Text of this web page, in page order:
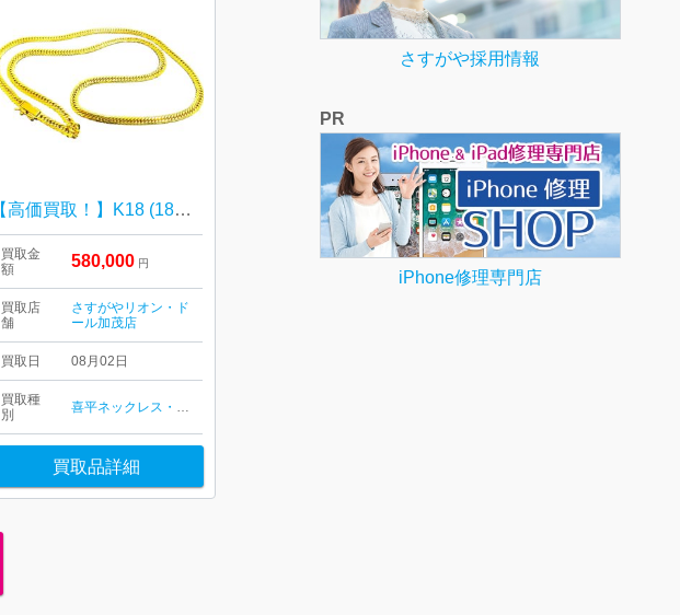
【高価買取！】K18 (18金) ネックレス 喜平 アクセサリー
買取金
額
580,000 円
買取店
舗
さすがやリオン・ド
ール加茂店
買取日 08月02日
買取種
別
喜平ネックレス・ブレスレット
買取品詳細
さすがや採用情報
PR
iPhone修理専門店